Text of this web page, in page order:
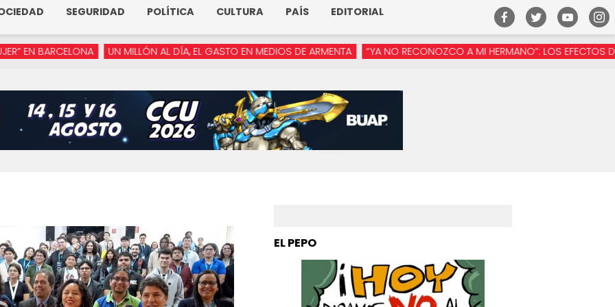
SEGURIDAD POLÍTICA CULTURA PAÍS
EDITORIAL
UN MILLÓN AL DÍA, EL GASTO EN MEDIOS DE ARMENTA “YA NO RECONOZCO A MI HERMANO”: LOS EFECTOS DE LA
EL PEPO